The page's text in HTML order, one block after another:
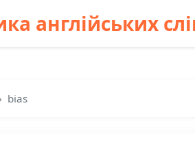
англійських
bias